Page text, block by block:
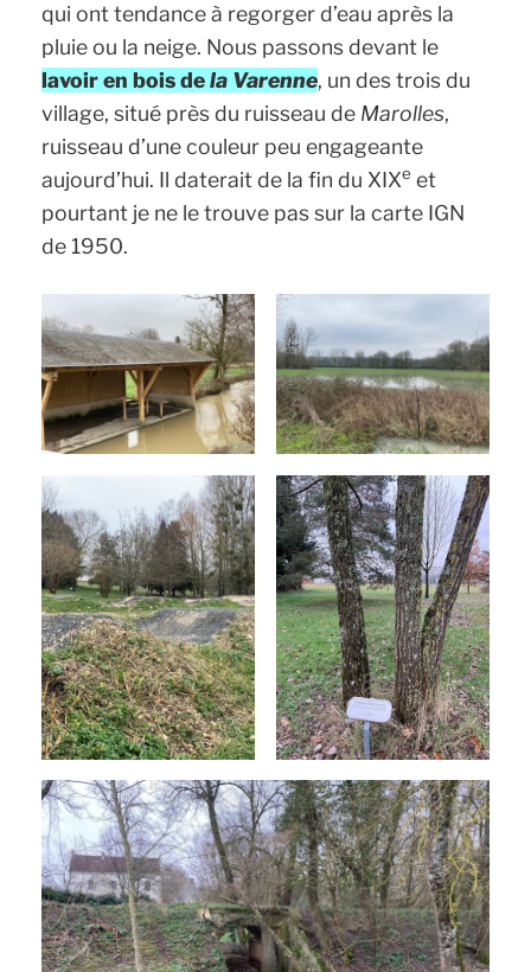
qui ont tendance à regorger d’eau après la
pluie ou la neige. Nous passons devant le
lavoir en bois dela Varenne, un des trois du
village, situé près du ruisseau de Marolles,
ruisseau d’une couleur peu engageante
aujourd’hui. Il daterait de la fin du XIXe et
pourtant je ne le trouve pas sur la carte IGN
de 1950.